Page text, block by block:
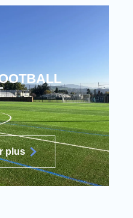
plus